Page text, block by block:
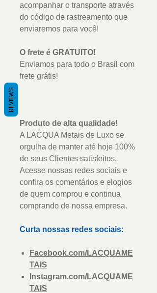
acompanhar o transporte através
do código de rastreamento que
enviaremos para você!
O frete é GRATUITO!
Enviamos para todo o Brasil com
frete grátis!
Produto de alta qualidade!
A LACQUA Metais de Luxo se
orgulha de manter até hoje 100%
de seus Clientes satisfeitos.
Acesse nossas redes sociais e
confira os comentários e elogios
de quem comprou e continua
comprando de nossa empresa.
Curta nossas redes sociais:
Facebook.com/LACQUAME
TAIS
Instagram.com/LACQUAME
TAIS
REVIEWS